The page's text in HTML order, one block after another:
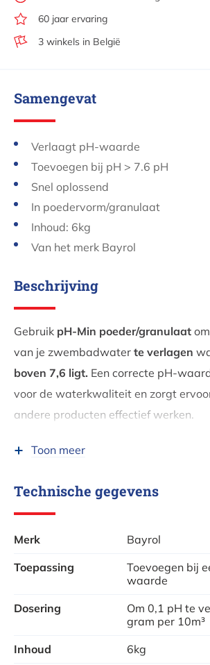
60 jaar ervaring
3 winkels in België
Samengevat
Verlaagt pH-waarde
Toevoegen bij pH > 7.6 pH
Snel oplossend
In poedervorm/granulaat
Inhoud: 6kg
Van het merk Bayrol
Beschrijving
Gebruik pH-Min poeder/granulaat
van je zwembadwater te verlagen
boven 7,6 ligt. Een correcte pH-
voor de waterkwaliteit en zorgt
andere producten effectief werken.
Een te hoge pH-waarde kan leiden
ontsmettingsinstallatie. Met pH Min
Belangrijke tips:
Voeg pH Min altijd apart toe en
(chloor)gassen veroorzaken.
toevoegen van pH Min en andere
Toon meer
Technische gegevens
Merk
Bayrol
Toepassing
Toevoegen bij
waarde
Dosering
Om 0,1 pH te
gram per 10m³
Inhoud
6kg